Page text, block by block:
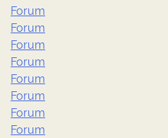
Forum
Forum
Forum
Forum
Forum
Forum
Forum
Forum